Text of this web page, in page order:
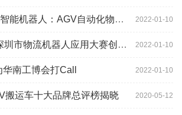
2022-01-10
器人：AGV自动化物流设备及系统
2022-01-10
物流机器人应用大赛创新项目奖
2022-01-10
南工博会打Call
2020-05-12
搬运车十大品牌总评榜揭晓